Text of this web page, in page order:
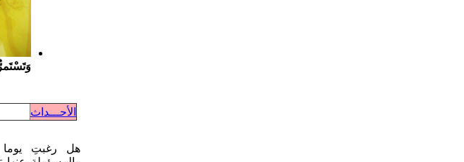
الأحـــداث
هل رغبتِ يوما